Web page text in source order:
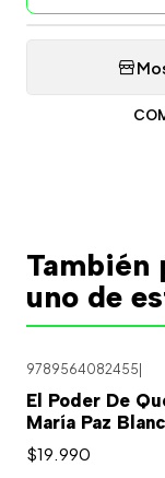
También
uno de
9789564082455
El Poder De
María Paz
$19.990